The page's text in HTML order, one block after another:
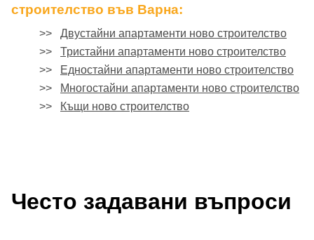
строителство във Варна:
>> Двустайни апартаменти ново строителство
>> Тристайни апартаменти ново строителство
>>
Едностайни апартаменти ново строителство
>>
Многостайни апартаменти ново строителство
>>
Къщи ново строителство
Често задавани въпроси